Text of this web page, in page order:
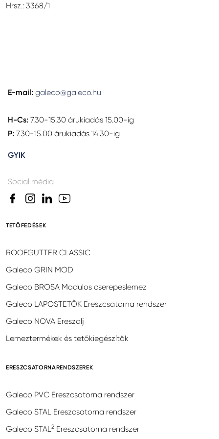
Hrsz.: 3368/1
E-mail: galeco@galeco.hu
H-Cs: 7.30-15.30 árukiadás 15.00-ig
P: 7.30-15.00 árukiadás 14.30-ig
GYIK
Social média
TETŐFEDÉSEK
ROOFGUTTER CLASSIC
Galeco GRIN MOD
Galeco BROSA Modulos cserepeslemez
Galeco LAPOSTETŐK Ereszcsatorna rendszer
Galeco NOVA Ereszalj
Lemeztermékek és tetőkiegészítők
ERESZCSATORNARENDSZEREK
Galeco PVC Ereszcsatorna rendszer
Galeco STAL Ereszcsatorna rendszer
Galeco STAL2 Ereszcsatorna rendszer